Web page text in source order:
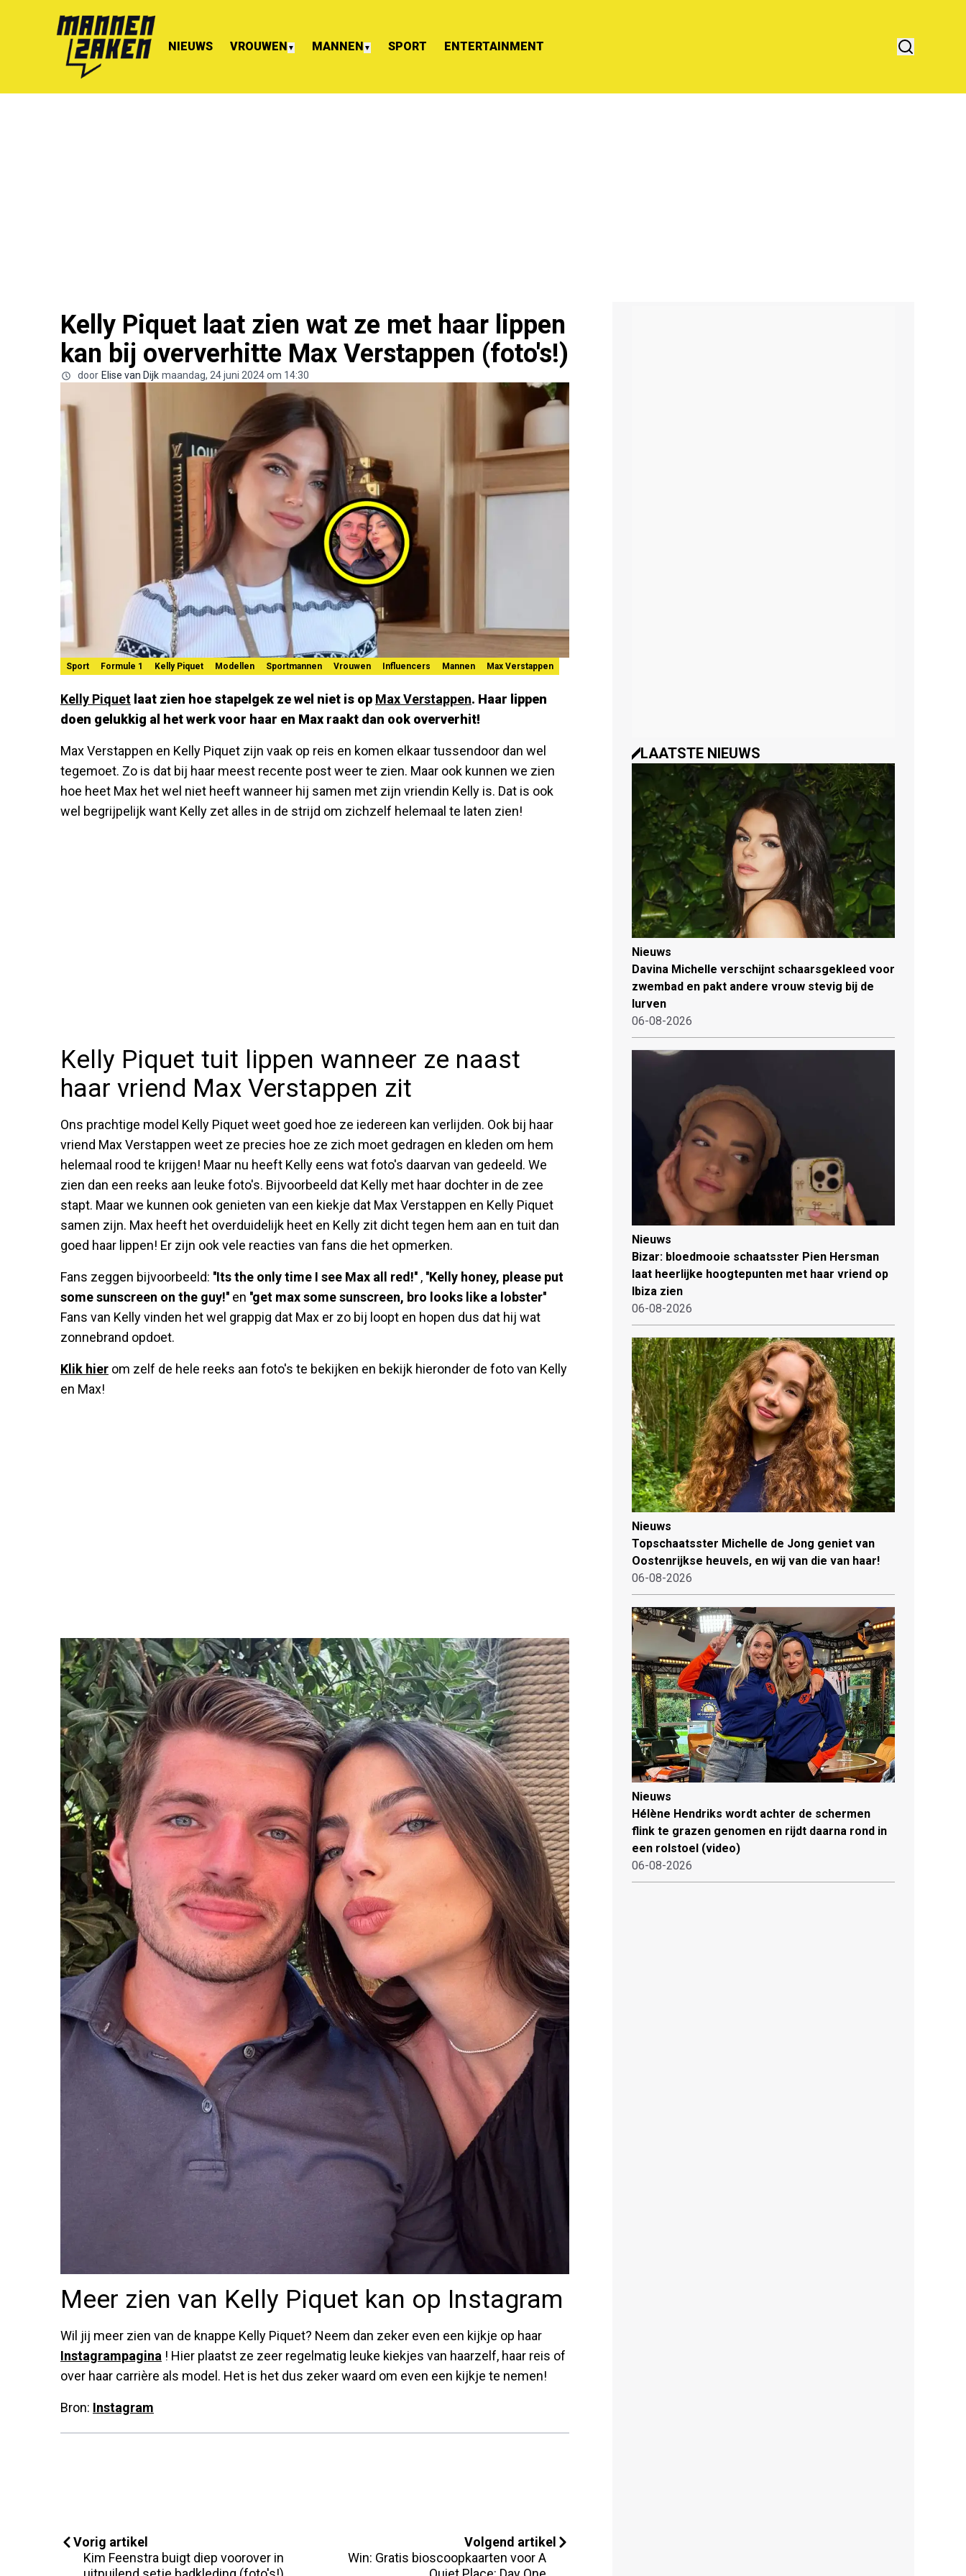
NIEUWS VROUWEN ▼ MANNEN ▼ SPORT ENTERTAINMENT
Kelly Piquet laat zien wat ze met haar lippen
kan bij oververhitte Max Verstappen (foto's!)
door Elise van Dijk maandag, 24 juni 2024 om 14:30
Sport Formule 1 Kelly Piquet Modellen Sportmannen Vrouwen Influencers Mannen Max Verstappen
Kelly Piquet laat zien hoe stapelgek ze wel niet is op Max Verstappen. Haar lippen
doen gelukkig al het werk voor haar en Max raakt dan ook oververhit!
Max Verstappen en Kelly Piquet zijn vaak op reis en komen elkaar tussendoor dan wel
tegemoet. Zo is dat bij haar meest recente post weer te zien. Maar ook kunnen we zien
hoe heet Max het wel niet heeft wanneer hij samen met zijn vriendin Kelly is. Dat is ook
wel begrijpelijk want Kelly zet alles in de strijd om zichzelf helemaal te laten zien!
Kelly Piquet tuit lippen wanneer ze naast
haar vriend Max Verstappen zit
Ons prachtige model Kelly Piquet weet goed hoe ze iedereen kan verlijden. Ook bij haar
vriend Max Verstappen weet ze precies hoe ze zich moet gedragen en kleden om hem
helemaal rood te krijgen! Maar nu heeft Kelly eens wat foto's daarvan van gedeeld. We
zien dan een reeks aan leuke foto's. Bijvoorbeeld dat Kelly met haar dochter in de zee
stapt. Maar we kunnen ook genieten van een kiekje dat Max Verstappen en Kelly Piquet
samen zijn. Max heeft het overduidelijk heet en Kelly zit dicht tegen hem aan en tuit dan
goed haar lippen! Er zijn ook vele reacties van fans die het opmerken.
Fans zeggen bijvoorbeeld: ''Its the only time I see Max all red!'' , ''Kelly honey, please put
some sunscreen on the guy!'' en ''get max some sunscreen, bro looks like a lobster''
Fans van Kelly vinden het wel grappig dat Max er zo bij loopt en hopen dus dat hij wat
zonnebrand opdoet.
Klik hier om zelf de hele reeks aan foto's te bekijken en bekijk hieronder de foto van Kelly
en Max!
Meer zien van Kelly Piquet kan op Instagram
Wil jij meer zien van de knappe Kelly Piquet? Neem dan zeker even een kijkje op haar
Instagrampagina ! Hier plaatst ze zeer regelmatig leuke kiekjes van haarzelf, haar reis of
over haar carrière als model. Het is het dus zeker waard om even een kijkje te nemen!
Bron: Instagram
Vorig artikel
Kim Feenstra buigt diep voorover in
Volgend artikel
Win: Gratis bioscoopkaarten voor A
LAATSTE NIEUWS
Nieuws
Davina Michelle verschijnt schaarsgekleed voor
zwembad en pakt andere vrouw stevig bij de
lurven
06-08-2026
Nieuws
Bizar: bloedmooie schaatsster Pien Hersman
laat heerlijke hoogtepunten met haar vriend op
Ibiza zien
06-08-2026
Nieuws
Topschaatsster Michelle de Jong geniet van
Oostenrijkse heuvels, en wij van die van haar!
06-08-2026
Nieuws
Hélène Hendriks wordt achter de schermen
flink te grazen genomen en rijdt daarna rond in
een rolstoel (video)
06-08-2026